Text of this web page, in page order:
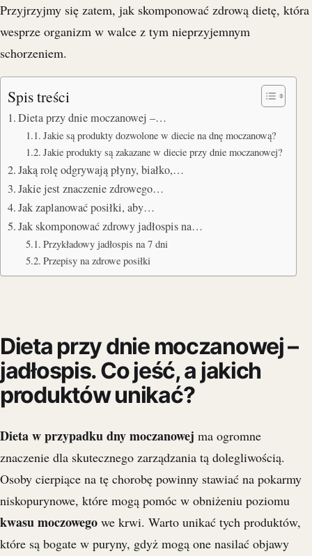
Przyjrzyjmy się zatem, jak skomponować zdrową dietę, która
wesprze organizm w walce z tym nieprzyjemnym
schorzeniem.
Spis treści
Dieta przy dnie moczanowej –…
Jakie są produkty dozwolone w diecie na dnę moczanową?
Jakie produkty są zakazane w diecie przy dnie moczanowej?
Jaką rolę odgrywają płyny, białko,…
Jakie jest znaczenie zdrowego…
Jak zaplanować posiłki, aby…
Jak skomponować zdrowy jadłospis na…
Przykładowy jadłospis na 7 dni
Przepisy na zdrowe posiłki
Dieta przy dnie moczanowej –
jadłospis. Co jeść, a jakich
produktów unikać?
Dieta w przypadku dny moczanowej ma ogromne
znaczenie dla skutecznego zarządzania tą dolegliwością.
Osoby cierpiące na tę chorobę powinny stawiać na pokarmy
niskopurynowe, które mogą pomóc w obniżeniu poziomu
kwasu moczowego we krwi. Warto unikać tych produktów,
które są bogate w puryny, gdyż mogą one nasilać objawy